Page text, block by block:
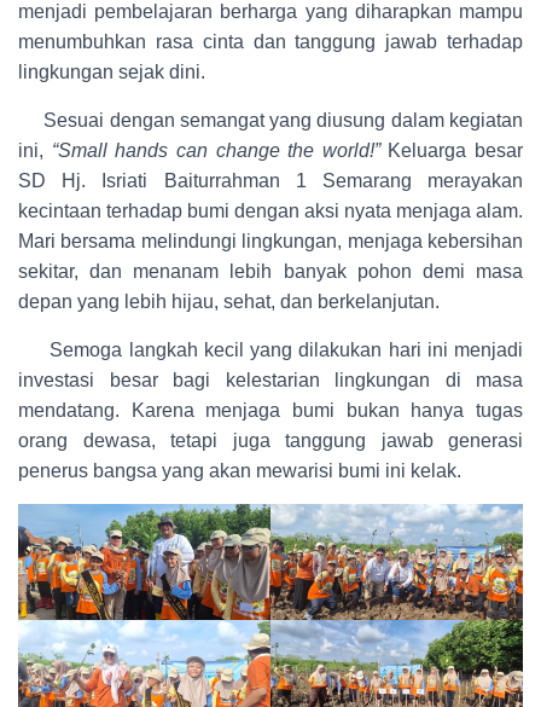
menjadi pembelajaran berharga yang diharapkan mampu
menumbuhkan rasa cinta dan tanggung jawab terhadap
lingkungan sejak dini.
Sesuai dengan semangat yang diusung dalam kegiatan
ini, “Small hands can change the world!”Keluarga besar
SD Hj. Isriati Baiturrahman 1 Semarang merayakan
kecintaan terhadap bumi dengan aksi nyata menjaga alam.
Mari bersama melindungi lingkungan, menjaga kebersihan
sekitar, dan menanam lebih banyak pohon demi masa
depan yang lebih hijau, sehat, dan berkelanjutan.
Semoga langkah kecil yang dilakukan hari ini menjadi
investasi besar bagi kelestarian lingkungan di masa
mendatang. Karena menjaga bumi bukan hanya tugas
orang dewasa, tetapi juga tanggung jawab generasi
penerus bangsa yang akan mewarisi bumi ini kelak.